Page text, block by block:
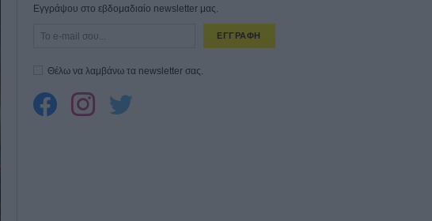
Εγγράψου στο εβδομαδιαίο newsletter μας.
ΕΓΓΡΑΦΗ
Θέλω να λαμβάνω τα newsletter σας.